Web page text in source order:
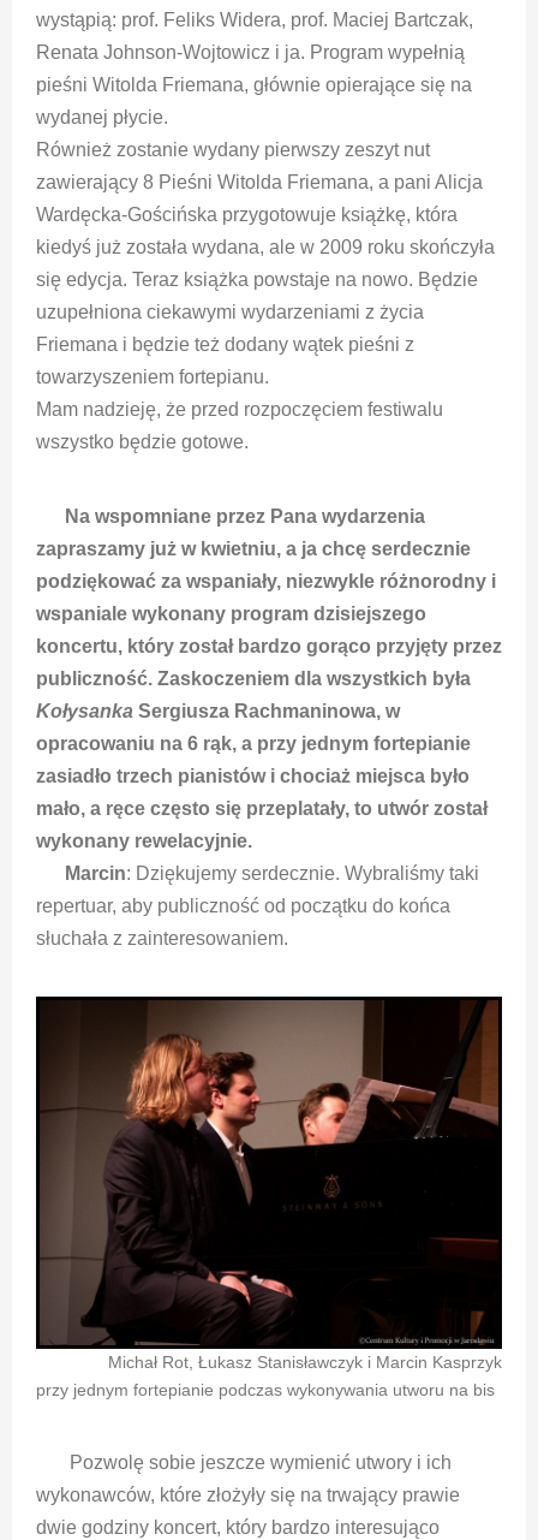
wystąpią: prof. Feliks Widera, prof. Maciej Bartczak,
Renata Johnson-Wojtowicz i ja. Program wypełnią
pieśni Witolda Friemana, głównie opierające się na
wydanej płycie.
Również zostanie wydany pierwszy zeszyt nut
zawierający 8 Pieśni Witolda Friemana, a pani Alicja
Wardęcka-Gościńska przygotowuje książkę, która
kiedyś już została wydana, ale w 2009 roku skończyła
się edycja. Teraz książka powstaje na nowo. Będzie
uzupełniona ciekawymi wydarzeniami z życia
Friemana i będzie też dodany wątek pieśni z
towarzyszeniem fortepianu.
Mam nadzieję, że przed rozpoczęciem festiwalu
wszystko będzie gotowe.
Na wspomniane przez Pana wydarzenia
zapraszamy już w kwietniu, a ja chcę serdecznie
podziękować za wspaniały, niezwykle różnorodny i
wspaniale wykonany program dzisiejszego
koncertu, który został bardzo gorąco przyjęty przez
publiczność. Zaskoczeniem dla wszystkich była
Kołysanka Sergiusza Rachmaninowa, w
opracowaniu na 6 rąk, a przy jednym fortepianie
zasiadło trzech pianistów i chociaż miejsca było
mało, a ręce często się przeplatały, to utwór został
wykonany rewelacyjnie.
Marcin: Dziękujemy serdecznie. Wybraliśmy taki
repertuar, aby publiczność od początku do końca
słuchała z zainteresowaniem.
Michał Rot, Łukasz Stanisławczyk i Marcin Kasprzyk
przy jednym fortepianie podczas wykonywania utworu na bis
Pozwolę sobie jeszcze wymienić utwory i ich
wykonawców, które złożyły się na trwający prawie
dwie godziny koncert, który bardzo interesująco